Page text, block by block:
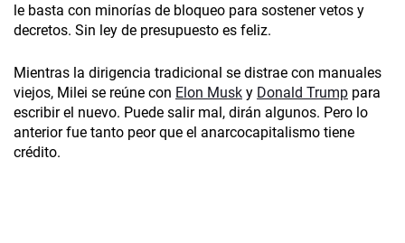
le basta con minorías de bloqueo para sostener vetos y
decretos. Sin ley de presupuesto es feliz.
Mientras la dirigencia tradicional se distrae con manuales
viejos, Milei se reúne con Elon Musk y Donald Trump para
escribir el nuevo. Puede salir mal, dirán algunos. Pero lo
anterior fue tanto peor que el anarcocapitalismo tiene
crédito.